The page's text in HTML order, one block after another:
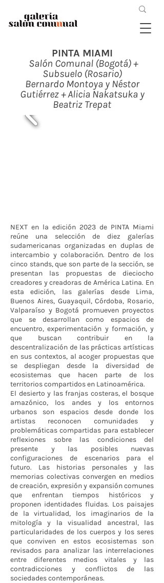
PINTA MIAMI
Salón Comunal (Bogotá) +
Subsuelo (Rosario)
Bernardo Montoya y Néstor
Gutiérrez + Alicia Nakatsuka y
Beatriz Trepat
NEXT en la edición 2023 de PINTA Miami
reúne una selección de diez galerías
sudamericanas organizadas en duplas de
intercambio y colaboración. Dentro de los
cinco stands, que son parte de la sección, se
presentan las propuestas de dieciocho
creadores y creadoras de América Latina. En
esta edición, las galerías desde Lima,
Buenos Aires, Guayaquil, Córdoba, Rosario,
Valparaíso y Bogotá promueven proyectos
que se desarrollan como espacios de
encuentro, experimentación y formación, y
que buscan contribuir en la
descentralización de las prácticas artísticas
en sus contextos, al acoger propuestas que
se despliegan desde la diversidad de
ecosistemas que hacen parte de los
territorios compartidos en Latinoamérica.
El desierto y las franjas costeras, el bosque
amazónico, los andes y los entornos
urbanos son espacios desde donde los
artistas reconocen comunidades y
problemáticas compartidas para establecer
reflexiones sobre las condiciones del
presente y las posibles nuevas
configuraciones de escenarios para el
futuro. Las historias personales y las
memorias colectivas convergen en medios
de creación, expresión y expansión comunes
que enfrentan tiempos históricos y
proponen identidades fluidas. Los paisajes
de la virtualidad, los imaginarios de la
mitología y la visualidad ancestral, las
particularidades de los cuerpos y los seres
que conviven en estos ecosistemas son
revisados para analizar las interrelaciones
entre diferentes medios vitales y las
contradicciones y conflictos de las
sociedades contemporáneas.